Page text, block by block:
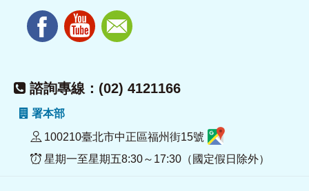
諮詢專線：(02) 4121166
署本部
100210臺北市中正區福州街15號
星期一至星期五8:30～17:30（國定假日除外）